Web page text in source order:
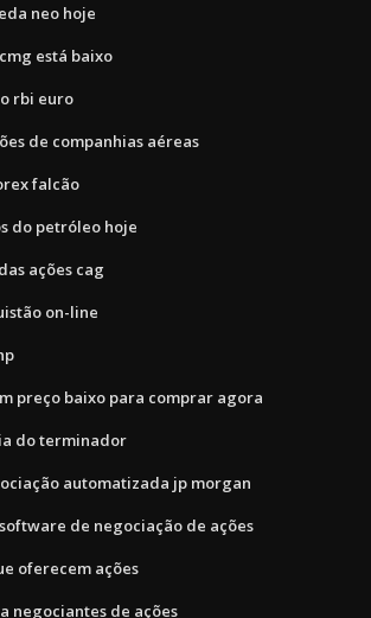
neo hoje
está baixo
rbi euro
de companhias aéreas
falcão
do petróleo hoje
ações cag
on-line
preço baixo para comprar agora
do terminador
automatizada jp morgan
de negociação de ações
oferecem ações
negociantes de ações